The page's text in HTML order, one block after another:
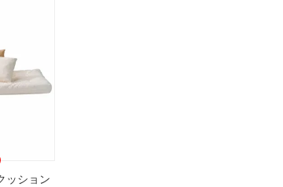
ッション